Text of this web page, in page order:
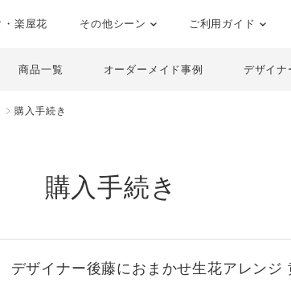
・楽屋花 その他シーン ご利用ガイド
商品一覧 オーダーメイド事例 デザイナ
購入手続き
購入手続き
デザイナー後藤におまかせ生花アレンジ